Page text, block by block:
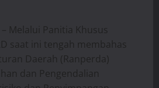
– Melalui Panitia Khusus
saat ini tengah membahas
Daerah (Ranperda)
dan Pengendalian